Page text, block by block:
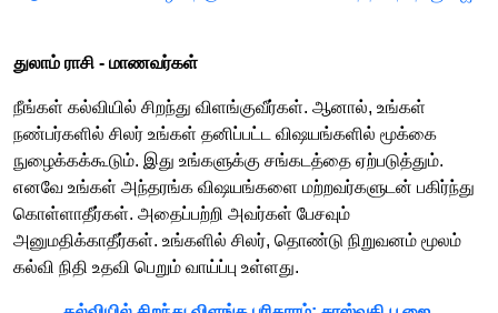
துலாம் ராசி -​​ மாணவர்கள்
நீங்கள் கல்வியில் சிறந்து விளங்குவீர்கள். ஆனால், உங்கள்
நண்பர்களில் சிலர் உங்கள் தனிப்பட்ட விஷயங்களில் மூக்கை
நுழைக்கக்கூடும். இது உங்களுக்கு சங்கடத்தை ஏற்படுத்தும்.
எனவே உங்கள் அந்தரங்க விஷயங்களை மற்றவர்களுடன் பகிர்ந்து
கொள்ளாதீர்கள். அதைப்பற்றி அவர்கள் பேசவும்
அனுமதிக்காதீர்கள். உங்களில் சிலர், தொண்டு நிறுவனம் மூலம்
கல்வி நிதி உதவி பெறும் வாய்ப்பு உள்ளது.